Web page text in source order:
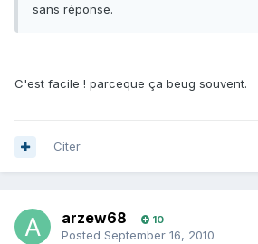
sans réponse.
C'est facile ! parceque ça beug souvent.
Citer
arzew68 10
Posted September 16, 2010